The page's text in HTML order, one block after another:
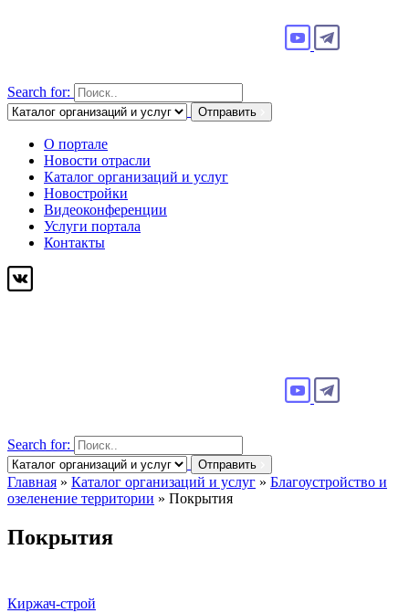
Search for:
Отправить
О портале
Новости отрасли
Каталог организаций и услуг
Новостройки
Видеоконференции
Услуги портала
Контакты
Search for:
Отправить
Главная » Каталог организаций и услуг » Благоустройство и
озеленение территории » Покрытия
Покрытия
Киржач-строй